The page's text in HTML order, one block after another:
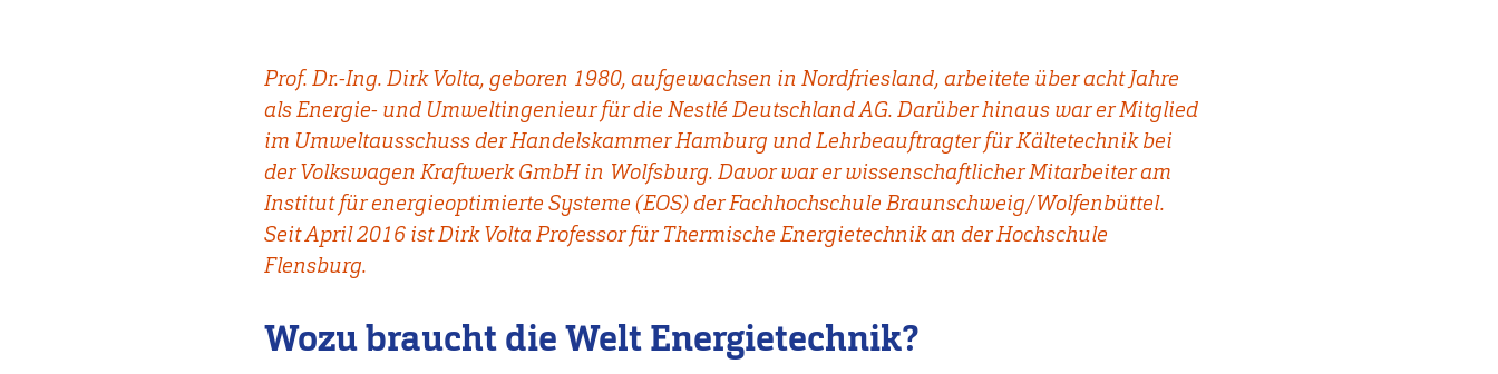
Prof. Dr.-Ing. Dirk Volta, geboren 1980, aufgewachsen in Nordfriesland, arbeitete über acht Jahre
als Energie- und Umweltingenieur für die Nestlé Deutschland AG. Darüber hinaus war er Mitglied
im Umweltausschuss der Handelskammer Hamburg und Lehrbeauftragter für Kältetechnik bei
der Volkswagen Kraftwerk GmbH in Wolfsburg. Davor war er wissenschaftlicher Mitarbeiter am
Institut für energieoptimierte Systeme (EOS) der Fachhochschule Braunschweig/Wolfenbüttel.
Seit April 2016 ist Dirk Volta Professor für Thermische Energietechnik an der Hochschule
Flensburg.
Wozu braucht die Welt Energietechnik?